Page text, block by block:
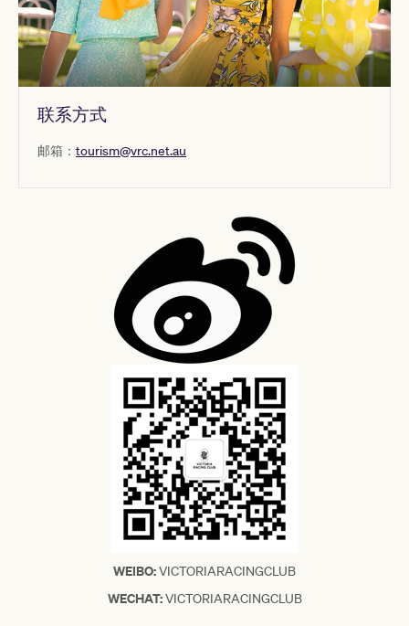
联系方式
邮箱： tourism@vrc.net.au
WEIBO:VICTORIARACINGCLUB
WECHAT:VICTORIARACINGCLUB